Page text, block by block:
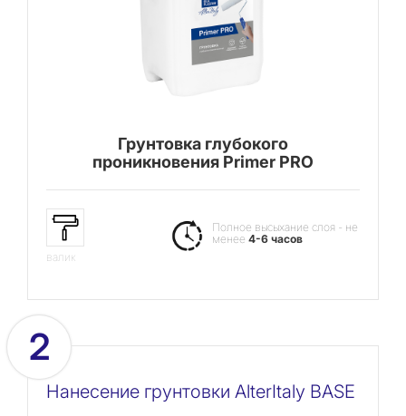
Грунтовка глубокого
проникновения Primer PRO
валик
Полное высыхание слоя - не
менее4-6 часов
2
Нанесение грунтовки AlterItaly BASE